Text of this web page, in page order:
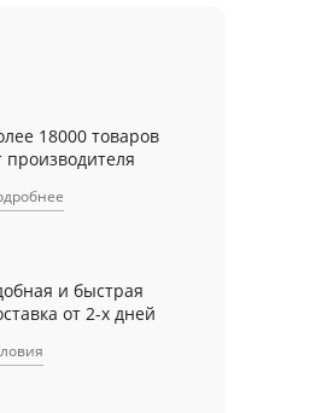
18000 товаров
производителя
и быстрая
от 2-х дней